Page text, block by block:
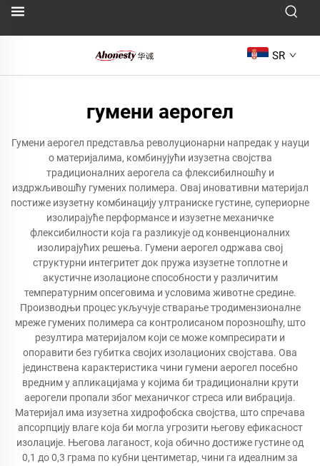
SR
гумени аерогел
Гумени аерогел представља револуционарни напредак у науци
о материјалима, комбинујући изузетна својства
традиционалних аерогела са флексибилношћу и
издржљивошћу гумених полимера. Овај иновативни материјал
постиже изузетну комбинацију ултраниске густине, супериорне
изолирајуће перформансе и изузетне механичке
флексибилности која га разликује од конвенционалних
изолирајућих решења. Гумени аерогел одржава свој
структурни интегритет док пружа изузетне топлотне и
акустичне изолационе способности у различитим
температурним опсеговима и условима животне средине.
Производњи процес укључује стварање тродимензионалне
мреже гумених полимера са контролисаном порозношћу, што
резултира материјалом који се може компресирати и
опоравити без губитка својих изолационих својстава. Ова
јединствена карактеристика чини гумени аерогел посебно
вредним у апликацијама у којима би традиционални крути
аерогели пропали због механичког стреса или вибрација.
Материјал има изузетна хидрофобска својства, што спречава
апсорпцију влаге која би могла угрозити његову ефикасност
изолације. Његова лаганост, која обично достиже густине од
0,1 до 0,3 грама по кубни центиметар, чини га идеалним за